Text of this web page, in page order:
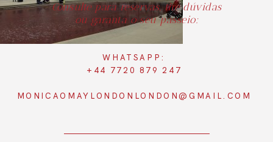
Consulte para reservas, tire dúvidas
ou garanta o seu passeio:
WHATSAPP:
+44 7720 879 247
MONICAOMAYLONDONLONDON@GMAIL.COM